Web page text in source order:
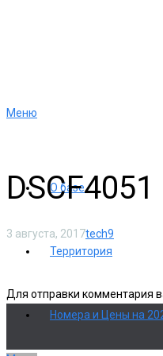
Меню
О базе
Территория
Номера и Цены на
DSCF4051
3 августа, 2017tech9
Для отправки комментария